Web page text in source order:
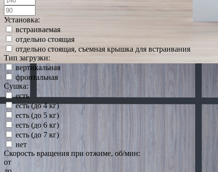
Установка:
встраиваемая
отдельно стоящая
отдельно стоящая, съемная крышка для встраивания
Тип загрузки:
вертикальная
фронтальная
Сушка:
есть
есть (до 4 кг)
есть (до 5 кг)
есть (до 6 кг)
есть (до 7 кг)
нет
Скорость вращения при отжиме, об/мин:
от